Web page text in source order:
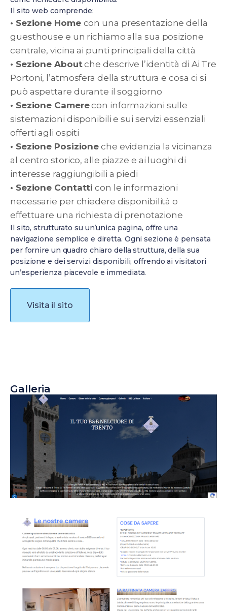
Il sito web comprende:
• Sezione Home con una presentazione della
guesthouse e un richiamo alla sua posizione
centrale, vicina ai punti principali della città
• Sezione Aboutche descrive l’identità di Ai Tre
Portoni, l’atmosfera della struttura e cosa ci si
può aspettare durante il soggiorno
• Sezione Camerecon informazioni sulle
sistemazioni disponibili e sui servizi essenziali
offerti agli ospiti
• Sezione Posizione che evidenzia la vicinanza
al centro storico, alle piazze e ai luoghi di
interesse raggiungibili a piedi
• Sezione Contatti con le informazioni
necessarie per chiedere disponibilità o
effettuare una richiesta di prenotazione
Il sito, strutturato su un’unica pagina, offre una
navigazione semplice e diretta. Ogni sezione è pensata
per fornire un quadro chiaro della struttura, della sua
posizione e dei servizi disponibili, offrendo ai visitatori
un’esperienza piacevole e immediata.
Visita il sito
Galleria